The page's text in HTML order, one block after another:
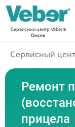
Сервисный центр Veberв
Омске
Сервисный
Ремонт
прицела